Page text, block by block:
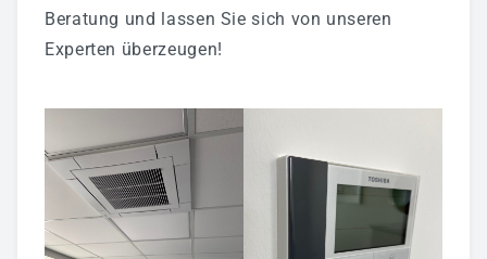
Beratung und lassen Sie sich von unseren
Experten überzeugen!